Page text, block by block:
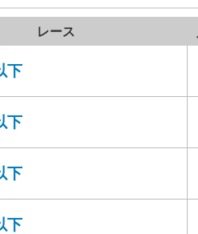
レース
下
下
下
下